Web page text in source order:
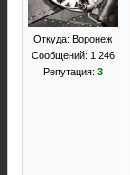
Откуда: Воронеж
Сообщений: 1 246
Репутация: 3